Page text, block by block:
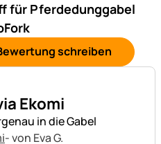
für Pferdedunggabel
schreiben
Ekomi
in die Gabel
- von Eva G.